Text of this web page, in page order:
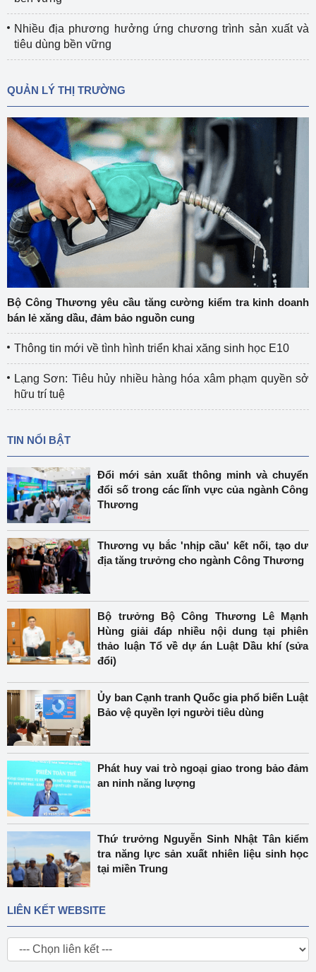
Nhiều địa phương hưởng ứng chương trình sản xuất và
tiêu dùng bền vững
QUẢN LÝ THỊ TRƯỜNG
Bộ Công Thương yêu cầu tăng cường kiểm tra kinh doanh
bán lẻ xăng dầu, đảm bảo nguồn cung
Thông tin mới về tình hình triển khai xăng sinh học E10
Lạng Sơn: Tiêu hủy nhiều hàng hóa xâm phạm quyền sở
hữu trí tuệ
TIN NỔI BẬT
Đổi mới sản xuất thông minh và chuyển
đổi số trong các lĩnh vực của ngành Công
Thương
Thương vụ bắc 'nhịp cầu' kết nối, tạo dư
địa tăng trưởng cho ngành Công Thương
Bộ trưởng Bộ Công Thương Lê Mạnh
Hùng giải đáp nhiều nội dung tại phiên
thảo luận Tổ về dự án Luật Dầu khí (sửa
đổi)
Ủy ban Cạnh tranh Quốc gia phổ biến Luật
Bảo vệ quyền lợi người tiêu dùng
Phát huy vai trò ngoại giao trong bảo đảm
an ninh năng lượng
Thứ trưởng Nguyễn Sinh Nhật Tân kiểm
tra năng lực sản xuất nhiên liệu sinh học
tại miền Trung
LIÊN KẾT WEBSITE